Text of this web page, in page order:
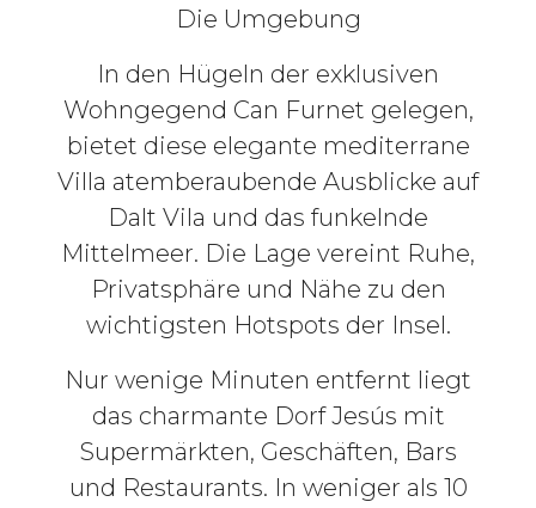
Die Umgebung
In den Hügeln der exklusiven
Wohngegend Can Furnet gelegen,
bietet diese elegante mediterrane
Villa atemberaubende Ausblicke auf
Dalt Vila und das funkelnde
Mittelmeer. Die Lage vereint Ruhe,
Privatsphäre und Nähe zu den
wichtigsten Hotspots der Insel.
Nur wenige Minuten entfernt liegt
das charmante Dorf Jesús mit
Supermärkten, Geschäften, Bars
und Restaurants. In weniger als 10